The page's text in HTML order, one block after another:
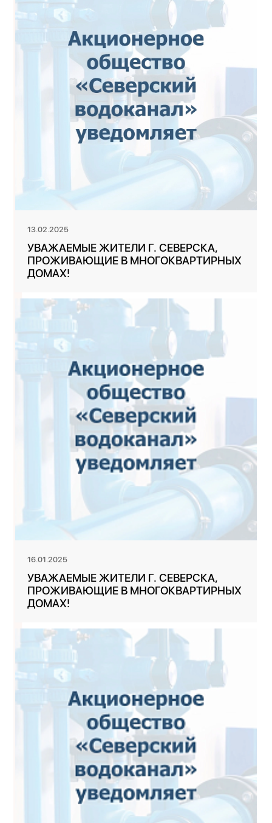
13.02.2025
УВАЖАЕМЫЕ ЖИТЕЛИ Г. СЕВЕРСКА,
ПРОЖИВАЮЩИЕ В МНОГОКВАРТИРНЫХ
ДОМАХ!
16.01.2025
УВАЖАЕМЫЕ ЖИТЕЛИ Г. СЕВЕРСКА,
ПРОЖИВАЮЩИЕ В МНОГОКВАРТИРНЫХ
ДОМАХ!